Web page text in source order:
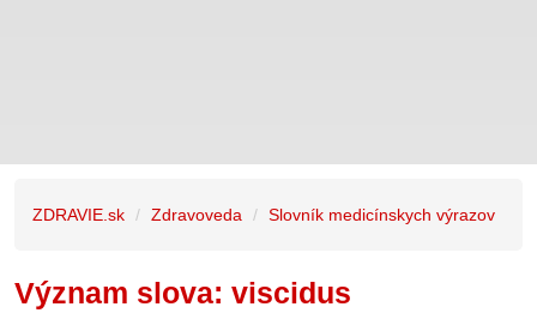
ZDRAVIE.sk Zdravoveda Slovník medicínskych výrazov
Význam slova: viscidus